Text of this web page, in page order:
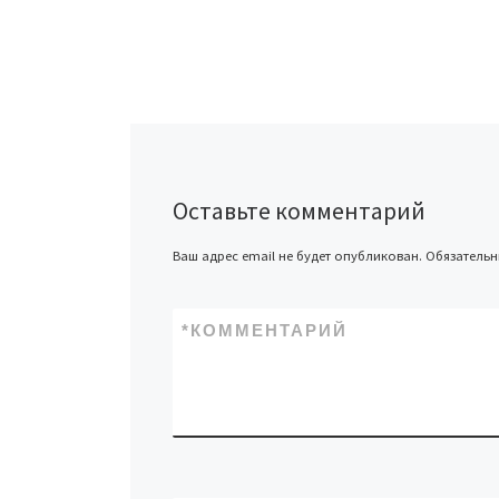
Оставьте комментарий
Ваш адрес email не будет опубликован.
КОММЕНТАРИЙ
*